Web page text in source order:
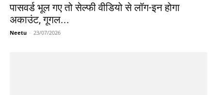
पासवर्ड भूल गए तो सेल्फी वीडियो से लॉग-इन होगा
अकाउंट, गूगल...
Neetu - 23/07/2026